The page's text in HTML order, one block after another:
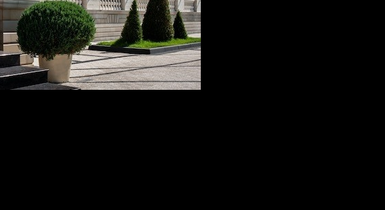
ca si
Blaturi din piatra naturala in Moldova